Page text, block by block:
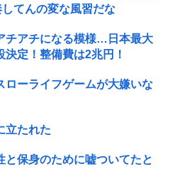
てんの変な風習だな
チアチになる模様…日本最大
定！整備費は2兆円！
ローライフゲームが大嫌いな
立たれた
保身のために嘘ついてたと